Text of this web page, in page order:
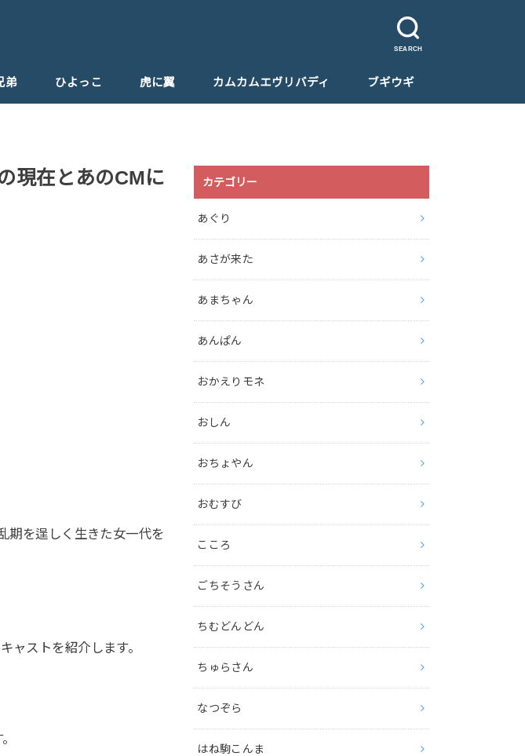
SEARCH
弟 ひよっこ 虎に翼 カムカムエヴリバディ ブギウギ
現在とあのCMに
期を逞しく生きた女一代を
ャストを紹介します。
カテゴリー
あぐり
あさが来た
あまちゃん
あんぱん
おかえりモネ
おしん
おちょやん
おむすび
こころ
ごちそうさん
ちむどんどん
ちゅらさん
なつぞら
はね駒こんま